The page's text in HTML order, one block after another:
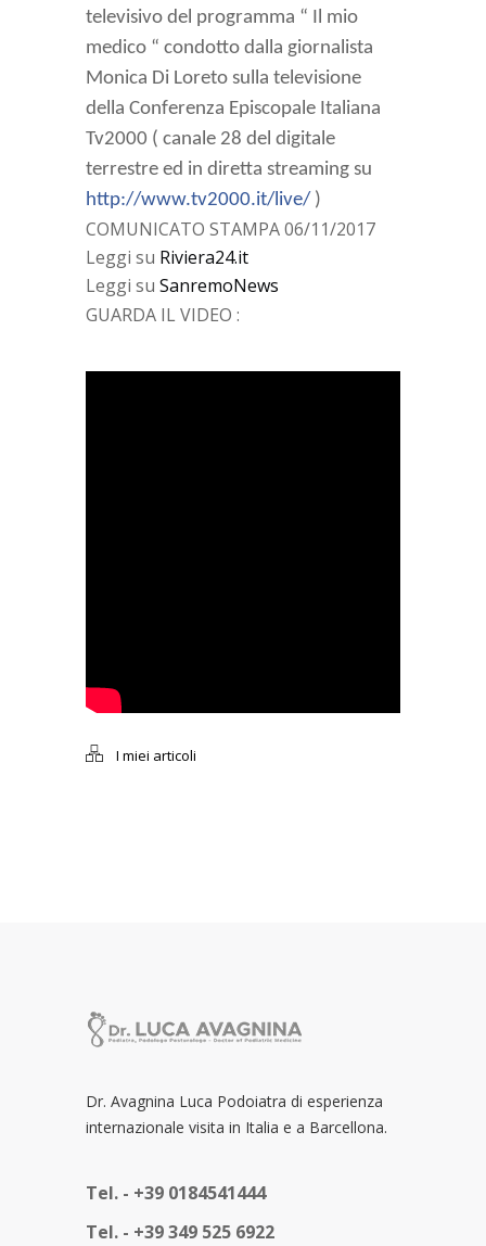
televisivo del programma “ Il mio
medico “ condotto dalla giornalista
Monica Di Loreto sulla televisione
della Conferenza Episcopale Italiana
Tv2000 ( canale 28 del digitale
terrestre ed in diretta streaming su
http://www.tv2000.it/live/ )
COMUNICATO STAMPA 06/11/2017
Leggi su Riviera24.it
Leggi su SanremoNews
GUARDA IL VIDEO :
I miei articoli
Dr. Avagnina Luca Podoiatra di esperienza
internazionale visita in Italia e a Barcellona.
Tel. - +39 0184541444
Tel. - +39 349 525 6922